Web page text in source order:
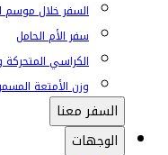
السفر خلال موسم
سفر الأم الحامل
الكراسي
وزن الأمتعة
السفر معنا
الوجهات